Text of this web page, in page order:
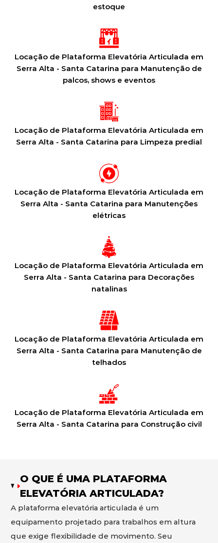
estoque
Locação de Plataforma Elevatória Articulada em
Serra Alta - Santa Catarina para Manutenção de
palcos, shows e eventos
Locação de Plataforma Elevatória Articulada em
Serra Alta - Santa Catarina para Limpeza predial
Locação de Plataforma Elevatória Articulada em
Serra Alta - Santa Catarina para Manutenções
elétricas
Locação de Plataforma Elevatória Articulada em
Serra Alta - Santa Catarina para Decorações
natalinas
Locação de Plataforma Elevatória Articulada em
Serra Alta - Santa Catarina para Manutenção de
telhados
Locação de Plataforma Elevatória Articulada em
Serra Alta - Santa Catarina para Construção civil
O QUE É UMA PLATAFORMA
ELEVATÓRIA ARTICULADA?
A plataforma elevatória articulada é um
equipamento projetado para trabalhos em altura
que exige flexibilidade de movimento. Seu